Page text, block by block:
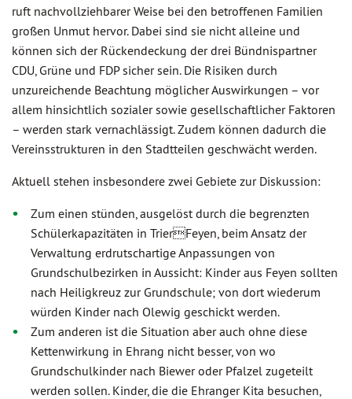
ruft nachvollziehbarer Weise bei den betroffenen Familien
großen Unmut hervor. Dabei sind sie nicht alleine und
können sich der Rückendeckung der drei Bündnispartner
CDU, Grüne und FDP sicher sein. Die Risiken durch
unzureichende Beachtung möglicher Auswirkungen – vor
allem hinsichtlich sozialer sowie gesellschaftlicher Faktoren
– werden stark vernachlässigt. Zudem können dadurch die
Vereinsstrukturen in den Stadtteilen geschwächt werden.
Aktuell stehen insbesondere zwei Gebiete zur Diskussion:
Zum einen stünden, ausgelöst durch die begrenzten
Schülerkapazitäten in TrierFeyen, beim Ansatz der
Verwaltung erdrutschartige Anpassungen von
Grundschulbezirken in Aussicht: Kinder aus Feyen sollten
nach Heiligkreuz zur Grundschule; von dort wiederum
würden Kinder nach Olewig geschickt werden.
Zum anderen ist die Situation aber auch ohne diese
Kettenwirkung in Ehrang nicht besser, von wo
Grundschulkinder nach Biewer oder Pfalzel zugeteilt
werden sollen. Kinder, die die Ehranger Kita besuchen,